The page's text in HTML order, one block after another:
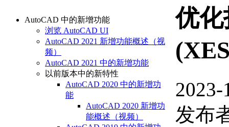
AutoCAD 中的新增功能
浏览 AutoCAD UI
AutoCAD 2021 新增功能概述（视
频）
AutoCAD 2021 中的新增功能
以前版本中的新特性
AutoCAD 2020 中的新增功
能
AutoCAD 2020 新增功
能概述（视频）
优
2023-
发布